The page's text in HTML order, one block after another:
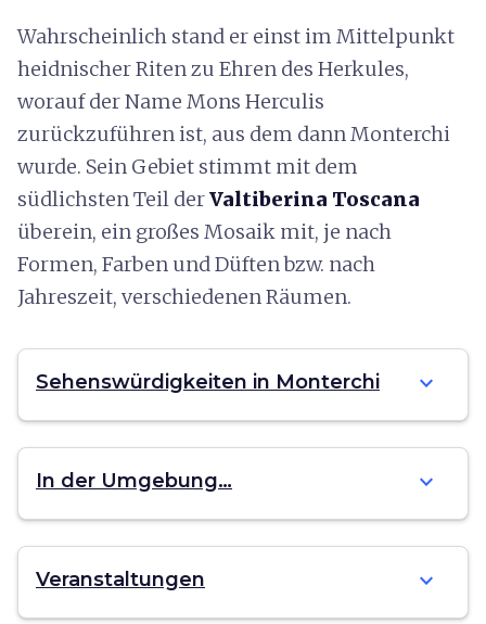
Wahrscheinlich stand er einst im Mittelpunkt
heidnischer Riten zu Ehren des Herkules,
worauf der Name Mons Herculis
zurückzuführen ist, aus dem dann Monterchi
wurde. Sein Gebiet stimmt mit dem
südlichsten Teil derValtiberina Toscana
überein, ein großes Mosaik mit, je nach
Formen, Farben und Düften bzw. nach
Jahreszeit, verschiedenen Räumen.
Sehenswürdigkeiten in Monterchi expand_more
In der Umgebung… expand_more
Veranstaltungen expand_more